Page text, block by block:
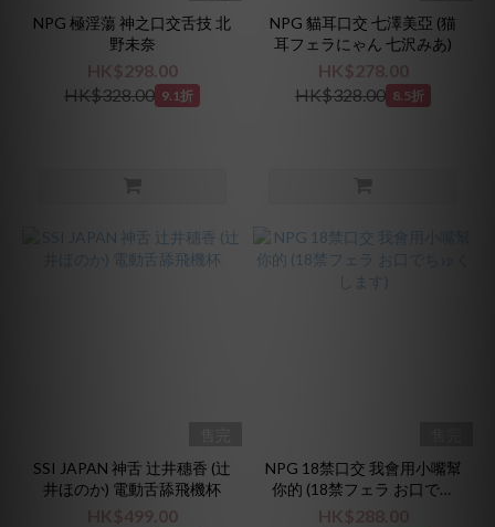
NPG 極淫蕩 神之口交舌技 北
野未奈
HK$298.00
HK$328.00 9.1折
NPG 貓耳口交 七澤美亞 (猫
耳フェラにゃん 七沢みあ)
HK$278.00
HK$328.00 8.5折
SSI JAPAN 神舌 辻井穗香 (辻
井ほのか) 電動舌舔飛機杯
HK$499.00
NPG 18禁口交 我會用小嘴幫
你的 (18禁フェラ お口でち
ゅくします)
HK$288.00